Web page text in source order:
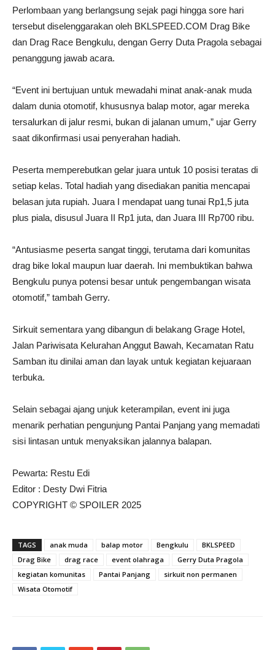
Perlombaan yang berlangsung sejak pagi hingga sore hari
tersebut diselenggarakan oleh BKLSPEED.COM Drag Bike
dan Drag Race Bengkulu, dengan Gerry Duta Pragola sebagai
penanggung jawab acara.
“Event ini bertujuan untuk mewadahi minat anak-anak muda
dalam dunia otomotif, khususnya balap motor, agar mereka
tersalurkan di jalur resmi, bukan di jalanan umum,” ujar Gerry
saat dikonfirmasi usai penyerahan hadiah.
Peserta memperebutkan gelar juara untuk 10 posisi teratas di
setiap kelas. Total hadiah yang disediakan panitia mencapai
belasan juta rupiah. Juara I mendapat uang tunai Rp1,5 juta
plus piala, disusul Juara II Rp1 juta, dan Juara III Rp700 ribu.
“Antusiasme peserta sangat tinggi, terutama dari komunitas
drag bike lokal maupun luar daerah. Ini membuktikan bahwa
Bengkulu punya potensi besar untuk pengembangan wisata
otomotif,” tambah Gerry.
Sirkuit sementara yang dibangun di belakang Grage Hotel,
Jalan Pariwisata Kelurahan Anggut Bawah, Kecamatan Ratu
Samban itu dinilai aman dan layak untuk kegiatan kejuaraan
terbuka.
Selain sebagai ajang unjuk keterampilan, event ini juga
menarik perhatian pengunjung Pantai Panjang yang memadati
sisi lintasan untuk menyaksikan jalannya balapan.
Pewarta: Restu Edi
Editor : Desty Dwi Fitria
COPYRIGHT © SPOILER 2025
TAGS anak muda balap motor Bengkulu
BKLSPEED
Drag Bike
drag race event olahraga
Gerry Duta Pragola
kegiatan komunitas
Pantai Panjang
sirkuit non permanen
Wisata Otomotif